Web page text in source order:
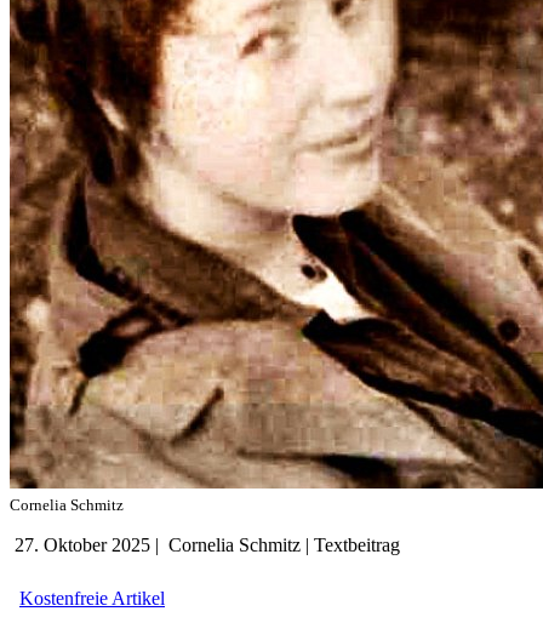
Cornelia Schmitz
27. Oktober 2025 | Cornelia Schmitz | Textbeitrag
Kostenfreie Artikel